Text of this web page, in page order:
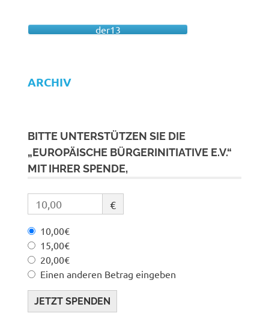
der13
ARCHIV
BITTE UNTERSTÜTZEN SIE DIE
„EUROPÄISCHE BÜRGERINITIATIVE E.V.“
MIT IHRER SPENDE,
€
10,00€
15,00€
20,00€
Einen anderen Betrag eingeben
JETZT SPENDEN